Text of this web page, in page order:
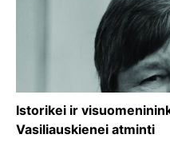
Istorikei ir
Vasiliauskienei atminti